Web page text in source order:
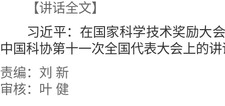
【讲话全文】
习近平：在国家科学技术奖励大
中国科协第十一次全国代表大会上的讲
责编：刘 新
审核：叶 健